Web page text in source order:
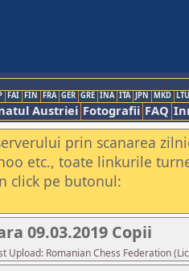
FAI FIN FRA GER GRE INA ITA JPN MKD LTU
Austriei Fotografii FAQ
prin scanarea
etc., toate linkurile
click pe butonul:
09.03.2019 Copii
Romanian Chess Federation